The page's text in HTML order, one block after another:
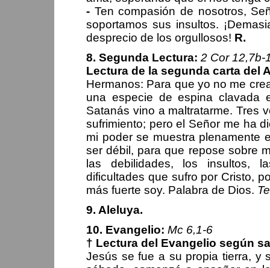
- Ten compasión de nosotros,
soportamos sus insultos.
desprecio de los orgullosos! R.
8. Segunda Lectura: 2 Cor 12,7b-
Lectura de la segunda carta del
Hermanos: Para que yo no me
una especie de espina clavada
Satanás vino a maltratarme. Tres
sufrimiento; pero el Señor me ha
mi poder se muestra plenamente
ser débil, para que repose sobre
las debilidades, los insultos,
dificultades que sufro por Cristo,
más fuerte soy. Palabra de Dios.
9. Aleluya.
10. Evangelio: Mc 6,1-6
† Lectura del Evangelio según
Jesús se fue a su propia tierra, y